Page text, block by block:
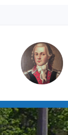
do
treści
do
menu
do
do
mapy